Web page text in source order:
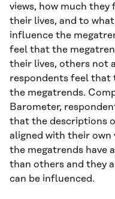
views, how much
their lives, and to
influence the
feel that the
their lives, others not
respondents feel that
the megatrends.
Barometer,
that the descriptions
aligned with their own
the megatrends have
than others and they
can be influenced.